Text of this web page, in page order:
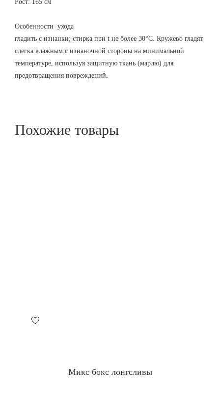
Рост: 165 см
Особенности ухода
гладить с изнанки; стирка при t не более 30°C. Кружево гладят
слегка влажным с изнаночной стороны на минимальной
температуре, используя защитную ткань (марлю) для
предотвращения повреждений.
Похожие товары
Микс бокс лонгсливы